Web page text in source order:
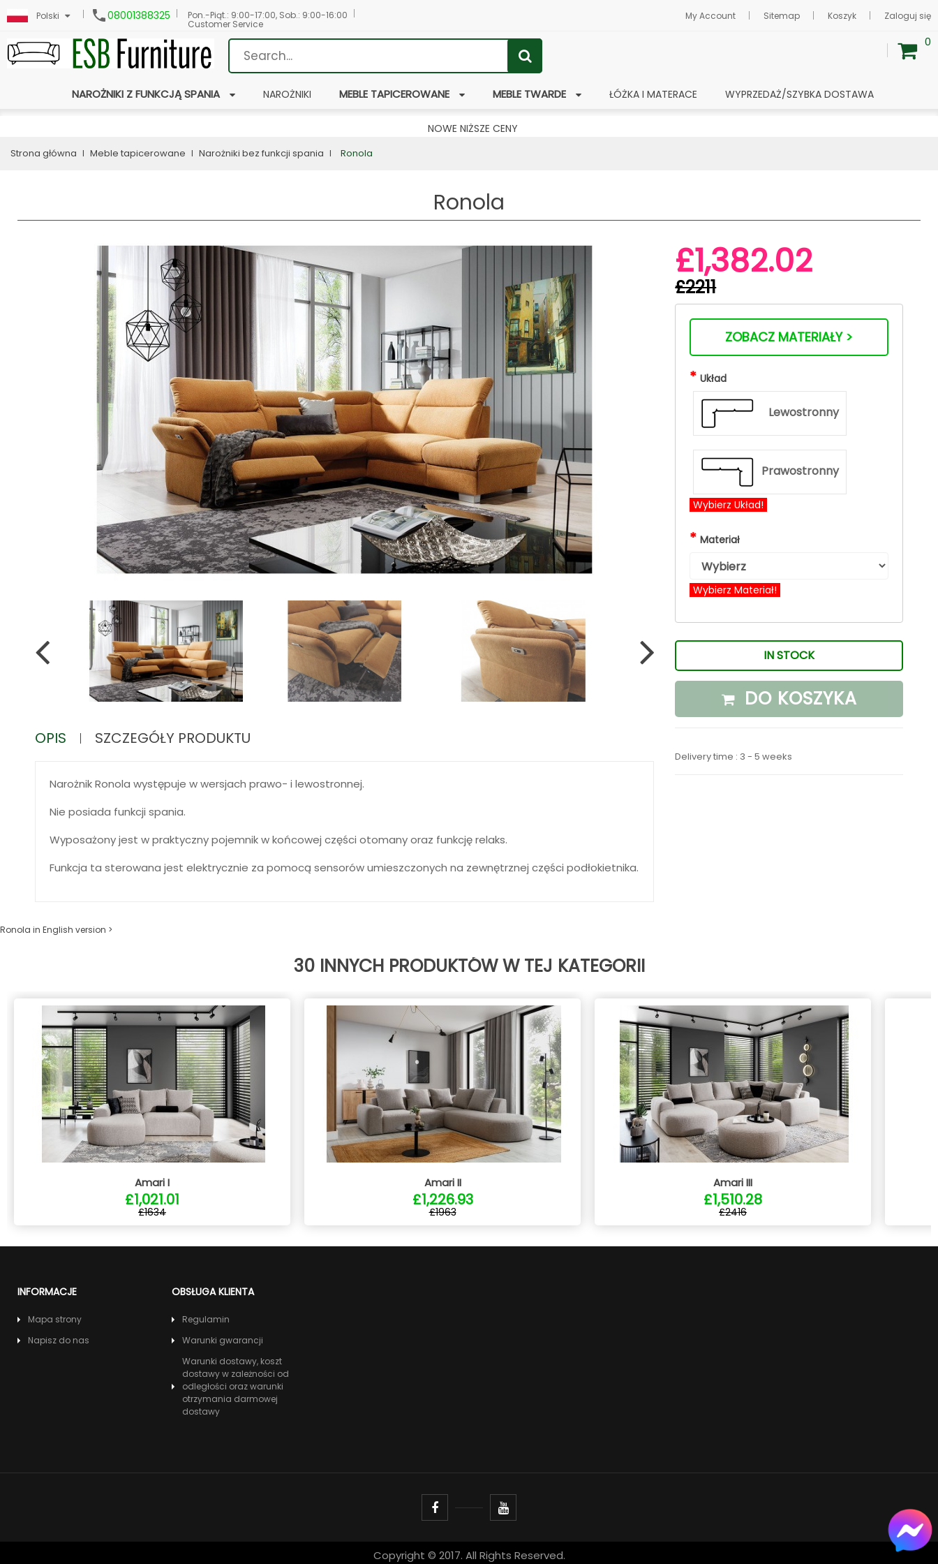
Polski 08001388325 Pon.-Piąt.: 9:00-17:00, Sob.: 9:00-16:00
Customer Service
My Account Sitemap Koszyk Zaloguj się
0
NAROŻNIKI Z FUNKCJĄ SPANIA NAROŻNIKI MEBLE TAPICEROWANE MEBLE TWARDE ŁÓŻKA I MATERACE WYPRZEDAŻ/SZYBKA DOSTAWA
NOWE NIŻSZE CENY
Strona główna Meble tapicerowane Narożniki bez funkcji spania Ronola
Ronola
OPIS SZCZEGÓŁY PRODUKTU
Narożnik Ronola występuje w wersjach prawo- i lewostronnej.
Nie posiada funkcji spania.
Wyposażony jest w praktyczny pojemnik w końcowej części otomany oraz funkcję relaks.
Funkcja ta sterowana jest elektrycznie za pomocą sensorów umieszczonych na zewnętrznej części podłokietnika.
£1,382.02
£2211
ZOBACZ MATERIAŁY >
*Układ
Lewostronny
Prawostronny
Wybierz Układ!
*Materiał
Wybierz Materiał!
IN STOCK
DO KOSZYKA
Delivery time : 3 - 5 weeks
Ronola in English version >
30 INNYCH PRODUKTÓW W TEJ KATEGORII
Amari I
£1,021.01
£1634
Amari II
£1,226.93
£1963
Amari III
£1,510.28
£2416
INFORMACJE
Mapa strony
Napisz do nas
OBSŁUGA KLIENTA
Regulamin
Warunki gwarancji
Warunki dostawy, koszt
dostawy w zależności od
odległości oraz warunki
otrzymania darmowej
dostawy
Copyright © 2017. All Rights Reserved.